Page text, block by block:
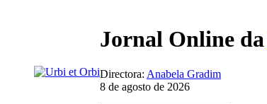
Jornal Online da
Directora: Anabela Gradim
8 de agosto de 2026